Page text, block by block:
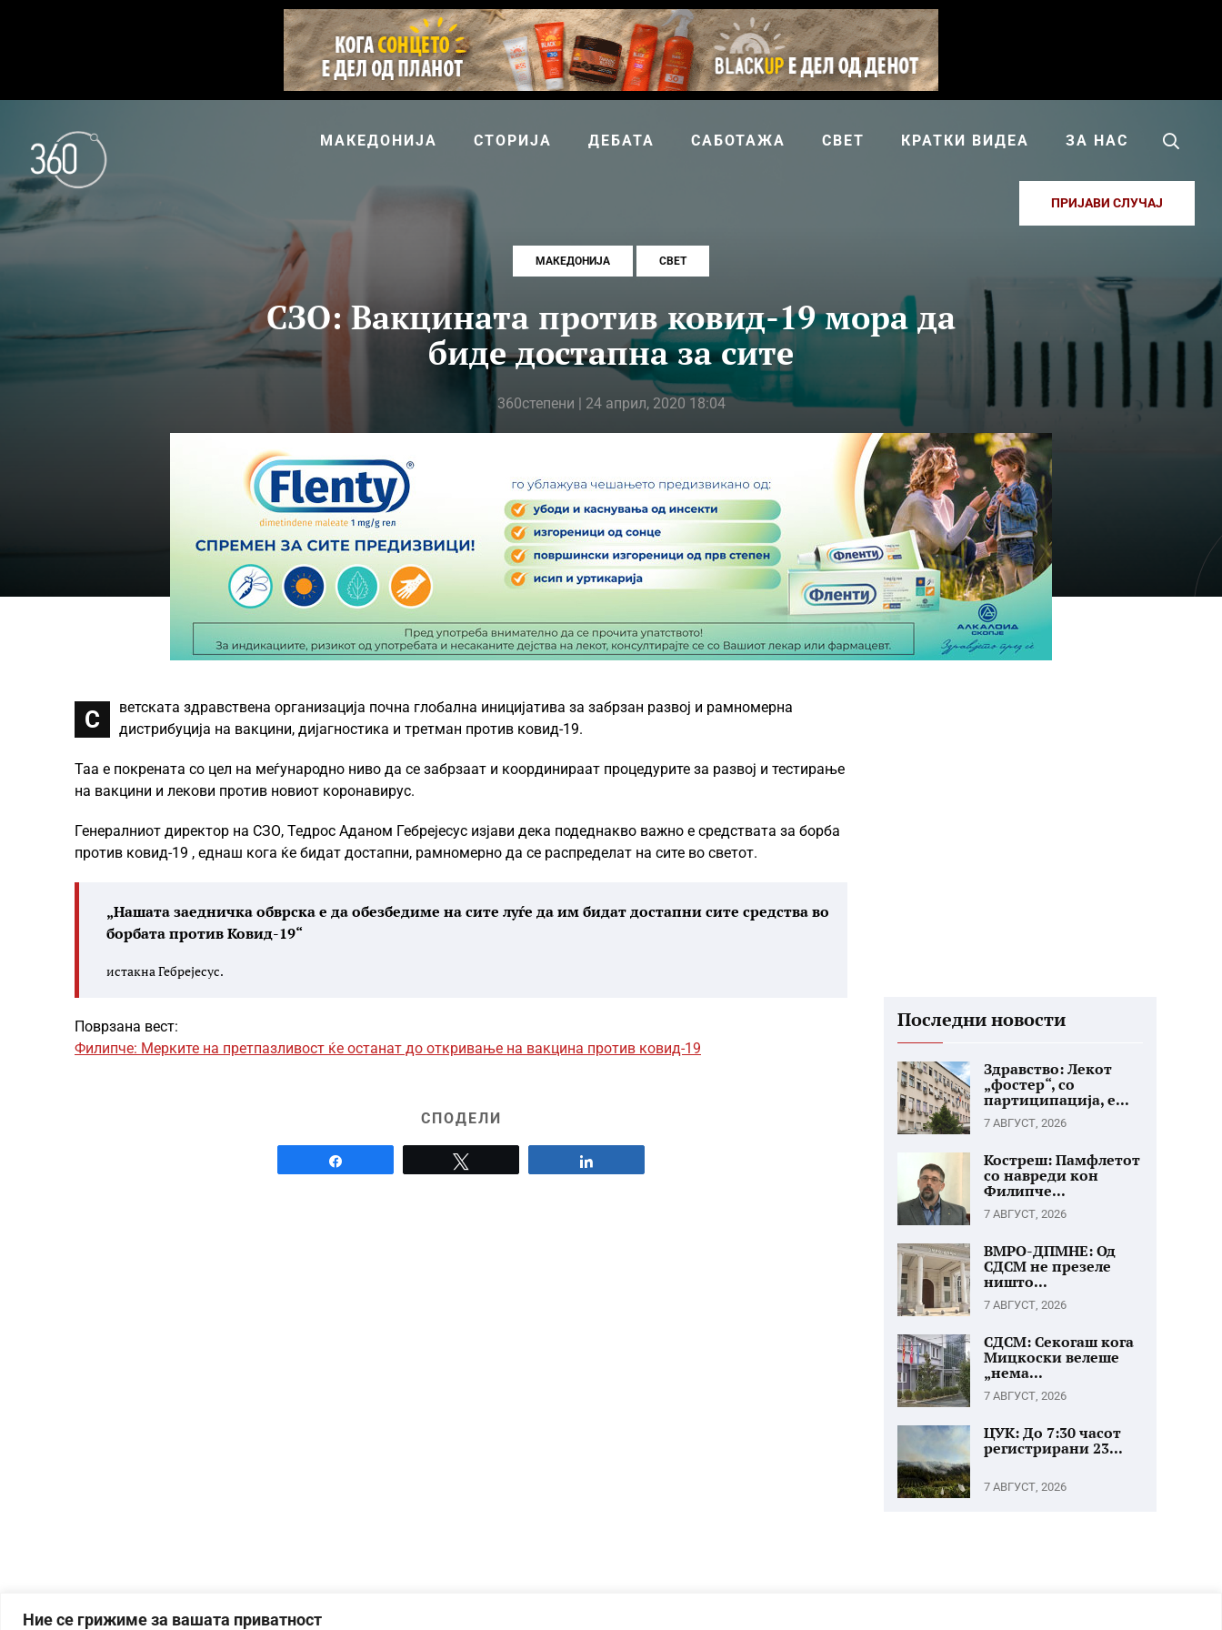
Ние се грижиме за вашата приватност
МАКЕДОНИЈА СТОРИЈА ДЕБАТА САБОТАЖА СВЕТ КРАТКИ ВИДЕА ЗА НАС
ПРИЈАВИ СЛУЧАЈ
МАКЕДОНИЈА СВЕТ
СЗО: Вакцината против ковид-19 мора да
биде достапна за сите
360степени | 24 април, 2020 18:04
С
ветската здравствена организација почна глобална иницијатива за забрзан развој и рамномерна
дистрибуција на вакцини, дијагностика и третман против ковид-19.
Taa e покрената со цел на меѓународно ниво да се забрзаат и координираат процедурите за развој и тестирање
на вакцини и лекови против новиот коронавирус.
Генералниот директор на СЗО, Тедрос Аданом Гебрејесус изјави дека подеднакво важно е средствата за борба
против ковид-19 , еднаш кога ќе бидат достапни, рамномерно да се распределат на сите во светот.
„Нашата заедничка обврска е да обезбедиме на сите луѓе да им бидат достапни сите средства во
борбата против Ковид-19“
истакна Гебрејесус.
Поврзана вест:
Филипче: Мерките на претпазливост ќе останат до откривање на вакцина против ковид-19
СПОДЕЛИ
Последни новости
Здравство: Лекот
„фостер“, со
партиципација, е...
7 АВГУСТ, 2026
Костреш: Памфлетот
со навреди кон
Филипче...
7 АВГУСТ, 2026
ВМРО-ДПМНЕ: Од
СДСМ не презеле
ништо...
7 АВГУСТ, 2026
СДСМ: Секогаш кога
Мицкоски велеше
„нема...
7 АВГУСТ, 2026
ЦУК: До 7:30 часот
регистрирани 23...
7 АВГУСТ, 2026